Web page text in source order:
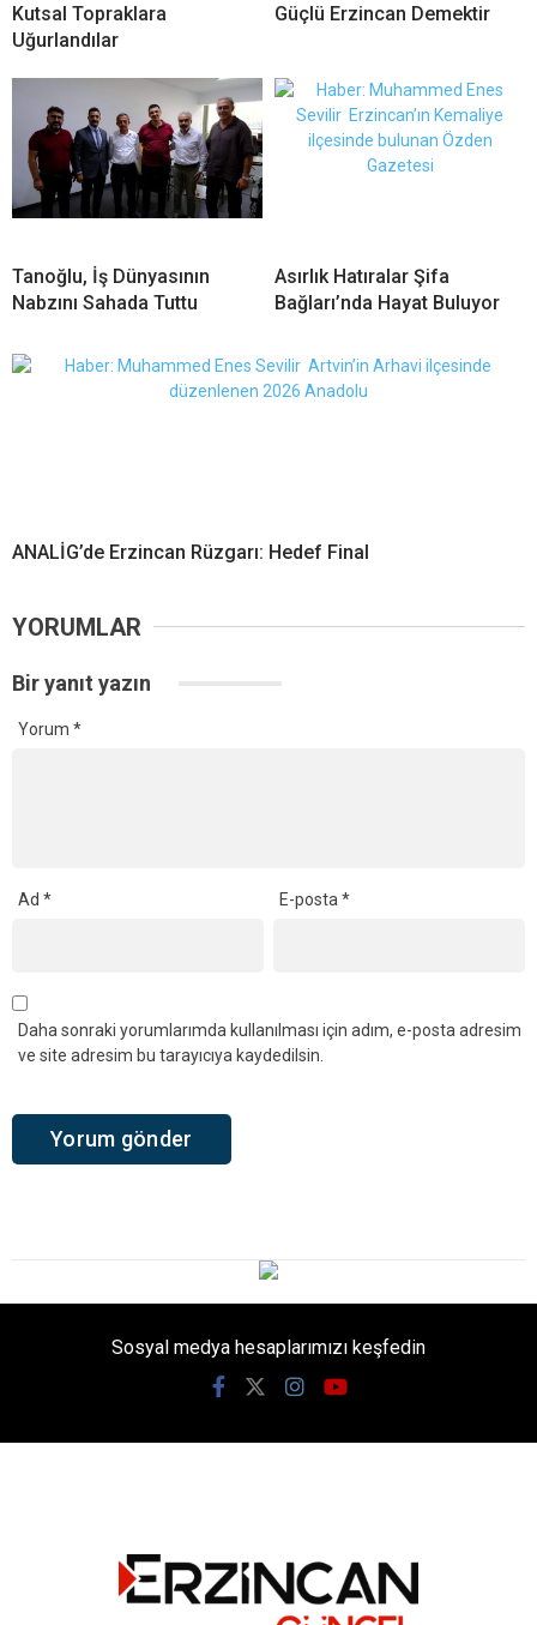
Kutsal Topraklara
Uğurlandılar
Güçlü Erzincan Demektir
Tanoğlu, İş Dünyasının
Nabzını Sahada Tuttu
Asırlık Hatıralar Şifa
Bağları’nda Hayat Buluyor
ANALİG’de Erzincan Rüzgarı: Hedef Final
YORUMLAR
Bir yanıt yazın
Yorum *
Ad * E-posta*
Daha sonraki yorumlarımda kullanılması için adım, e-posta adresim
ve site adresim bu tarayıcıya kaydedilsin.
Sosyal medya hesaplarımızı keşfedin